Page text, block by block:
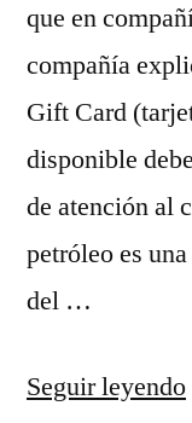
que en
compañía
Gift Card
disponible
de atención al
petróleo es
del …
Seguir leyendo